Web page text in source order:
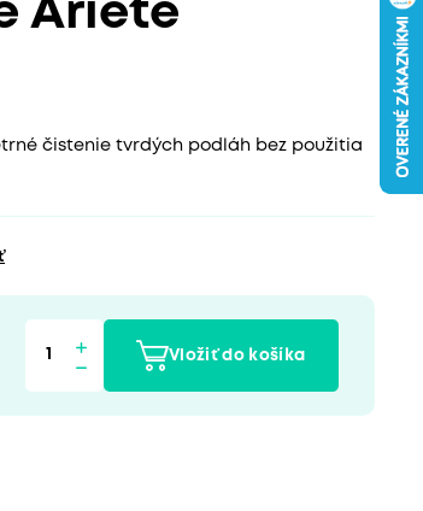
Ariete
čistenie tvrdých podláh bez použitia
Vložiť do košíka